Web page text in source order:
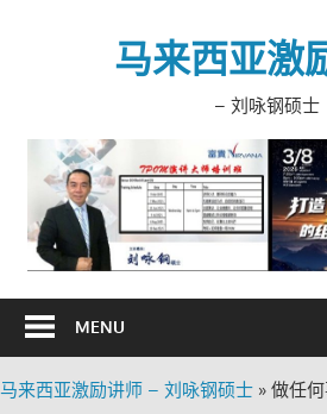
马来西亚激
– 刘咏钢硕士
MENU
马来西亚激励讲师 – 刘咏钢硕士 » 做任